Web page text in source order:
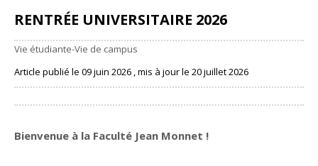
RENTRÉE UNIVERSITAIRE 2026
Vie étudiante-Vie de campus
Article publié le 09 juin 2026 , mis à jour le 20 juillet 2026
Bienvenue à la Faculté Jean Monnet !